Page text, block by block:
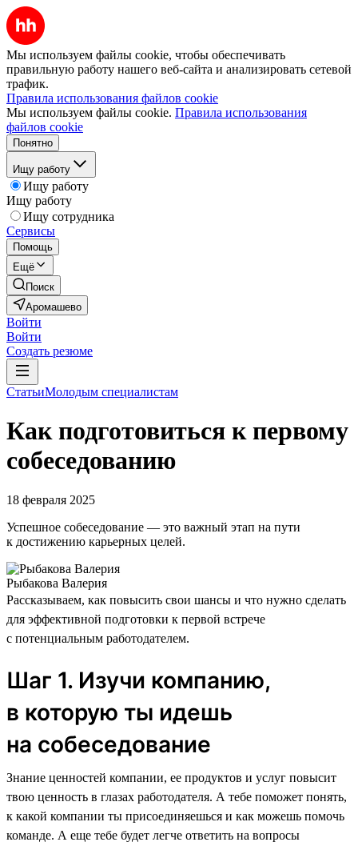
Мы используем файлы cookie, чтобы обеспечивать
правильную работу нашего веб-сайта и анализировать сетевой
трафик.
Правила использования файлов cookie
Мы используем файлы cookie. Правила использования
файлов cookie
Понятно
Ищу работу
Ищу работу
Ищу работу
Ищу сотрудника
Сервисы
Помощь
Ещё
Поиск
Аромашево
Войти
Войти
Создать резюме
СтатьиМолодым специалистам
Как подготовиться к первому
собеседованию
18 февраля 2025
Успешное собеседование — это важный этап на пути
к достижению карьерных целей.
Рыбакова Валерия
Рассказываем, как повысить свои шансы и что нужно сделать
для эффективной подготовки к первой встрече
с потенциальным работодателем.
Шаг 1. Изучи компанию,
в которую ты идешь
на собеседование
Знание ценностей компании, ее продуктов и услуг повысит
твою ценность в глазах работодателя. А тебе поможет понять,
к какой компании ты присоединяешься и как можешь помочь
команде. А еще тебе будет легче ответить на вопросы